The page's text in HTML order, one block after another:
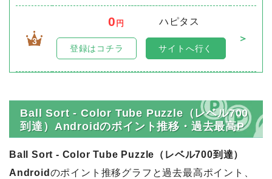
3
0 円
ハピタス
＞
登録はコチラ サイトへ行く
Ball Sort - Color Tube Puzzle（レベル700
到達）Androidのポイント推移・過去最高P
Ball Sort - Color Tube Puzzle（レベル700到達）
Android のポイント推移グラフと過去最高ポイント、